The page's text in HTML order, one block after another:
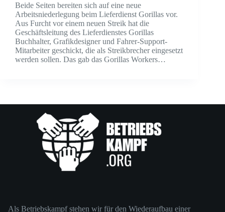
Beide Seiten bereiten sich auf eine neue
Arbeitsniederlegung beim Lieferdienst Gorillas vor.
Aus Furcht vor einem neuen Streik hat die
Geschäftsleitung des Lieferdienstes Gorillas
Buchhalter, Grafikdesigner und Fahrer-Support-
Mitarbeiter geschickt, die als Streikbrecher eingesetzt
werden sollen. Das gab das Gorillas Workers…
Als Betriebskampf stehen wir für den Wiederaufbau einer